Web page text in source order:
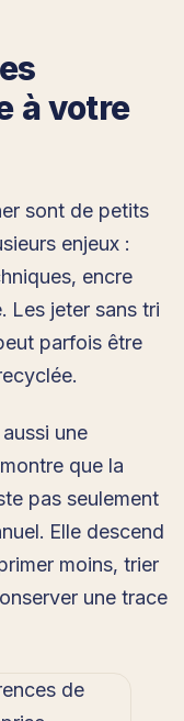
à votre
sont de petits
enjeux :
encre
Les jeter sans tri
parfois être
une
que la
pas seulement
Elle descend
moins, trier
une trace